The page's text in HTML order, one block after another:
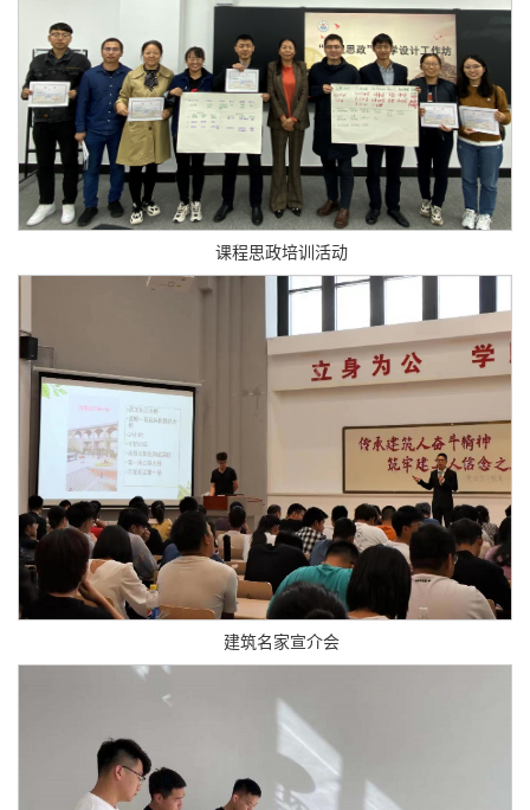
课程思政培训活动
建筑名家宣介会